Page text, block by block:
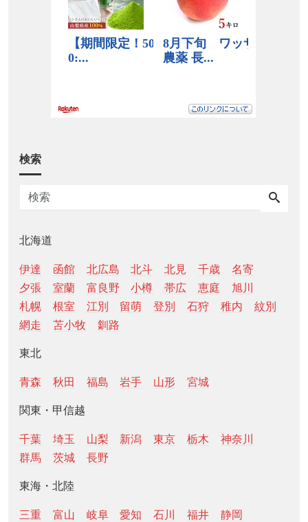
検索
北海道
伊達 函館 北広島 北斗 北見 千歳
名寄
夕張
室蘭 富良野 小樽 帯広 恵庭
旭川
札幌
根室 江別 留萌 登別 石狩 稚内
紋別
網走
苫小牧 釧路
東北
青森 秋田 福島 岩手 山形 宮城
関東・甲信越
千葉 埼玉 山梨 新潟 東京 栃木
神奈川
群馬
茨城 長野
東海・北陸
三重 富山 岐阜 愛知 石川 福井 静岡